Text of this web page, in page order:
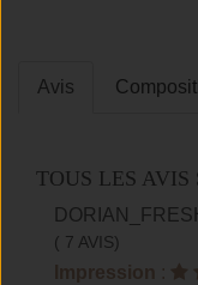
Avis
TOUS LES
( 7 AVIS)
Impression :